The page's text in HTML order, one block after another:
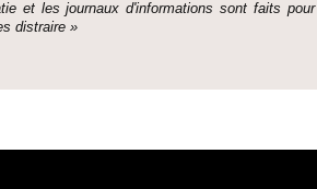
et les journaux d'informati­ons sont faits pour
dis­traire »